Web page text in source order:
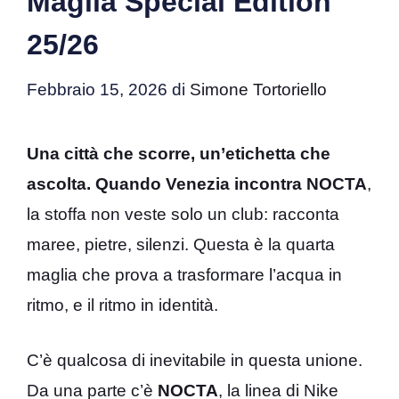
25/26
Febbraio 15, 2026 di Simone Tortoriello
Una città che scorre, un’etichetta che
ascolta. Quando Venezia incontra NOCTA,
la stoffa non veste solo un club: racconta
maree, pietre, silenzi. Questa è la quarta
maglia che prova a trasformare l’acqua in
ritmo, e il ritmo in identità.
C’è qualcosa di inevitabile in questa unione.
Da una parte c’è NOCTA, la linea di Nike